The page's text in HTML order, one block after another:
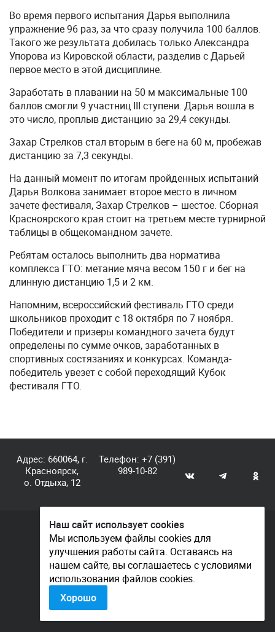
Во время первого испытания Дарья выполнила
упражнение 96 раз, за что сразу получила 100 баллов.
Такого же результата добилась только Александра
Упорова из Кировской области, разделив с Дарьей
первое место в этой дисциплине.
Заработать в плавании на 50 м максимальные 100
баллов смогли 9 участниц III ступени. Дарья вошла в
это число, проплыв дистанцию за 29,4 секунды.
Захар Стрелков стал вторым в беге на 60 м, пробежав
дистанцию за 7,3 секунды.
На данный момент по итогам пройденных испытаний
Дарья Волкова занимает второе место в личном
зачете фестиваля, Захар Стрелков – шестое. Сборная
Красноярского края стоит на третьем месте турнирной
таблицы в общекомандном зачете.
Ребятам осталось выполнить два норматива
комплекса ГТО: метание мяча весом 150 г и бег на
длинную дистанцию 1,5 и 2 км.
Напомним, всероссийский фестиваль ГТО среди
школьников проходит с 18 октября по 7 ноября.
Победители и призеры командного зачета будут
определены по сумме очков, заработанных в
спортивных состязаниях и конкурсах. Команда-
победитель увезет с собой переходящий Кубок
фестиваля ГТО.
Адрес: 660064, г.
Красноярск,
о. Отдыха, 12
Телефон:+7 (391)
989-10-82
© КГАУ «Центр спортивной подготовки», 2026
Документы
Политика конфиденциальности
Контакты
Наш сайт использует cookies
Мы используем файлы cookies для
улучшения работы сайта. Оставаясь на
нашем сайте, вы соглашаетесь с условиями
использования файлов cookies.
Хорошо